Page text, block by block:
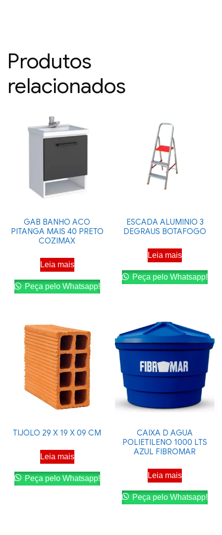
Produtos
relacionados
GAB BANHO ACO
PITANGA MAIS 40 PRETO
COZIMAX
Leia mais
Peça pelo Whatsapp!
ESCADA ALUMINIO 3
DEGRAUS BOTAFOGO
Leia mais
Peça pelo Whatsapp!
TIJOLO 29 X 19 X 09 CM
Leia mais
Peça pelo Whatsapp!
CAIXA D AGUA
POLIETILENO 1000 LTS
AZUL FIBROMAR
Leia mais
Peça pelo Whatsapp!